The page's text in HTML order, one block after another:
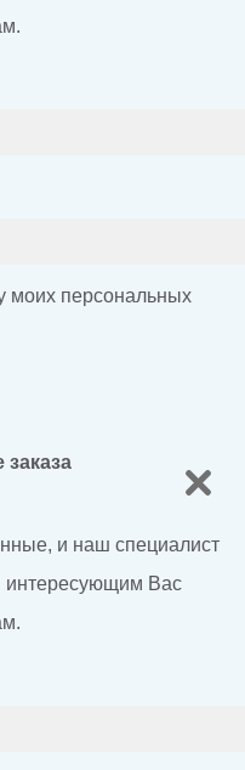
моих персональных
и наш специалист
интересующим Вас